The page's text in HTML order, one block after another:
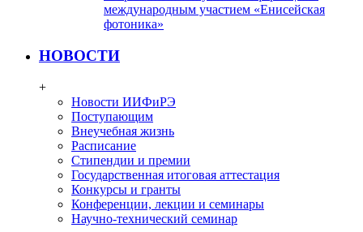
международным участием «Енисейская
фотоника»
НОВОСТИ
+
Новости ИИФиРЭ
Поступающим
Внеучебная жизнь
Расписание
Стипендии и премии
Государственная итоговая аттестация
Конкурсы и гранты
Конференции, лекции и семинары
Научно-технический семинар